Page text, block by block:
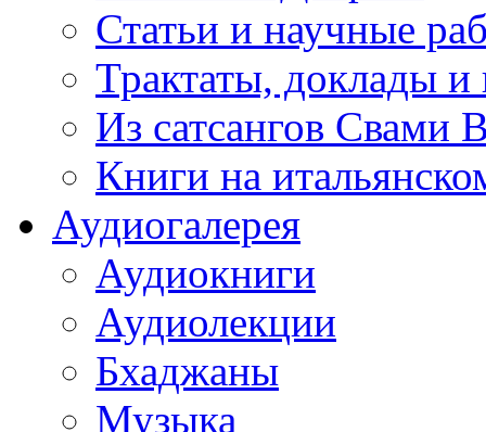
Статьи и научные
Трактаты, доклады
Из сатсангов Свами
Книги на
Аудиогалерея
Аудиокниги
Аудиолекции
Бхаджаны
Музыка